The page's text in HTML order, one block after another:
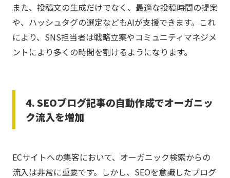
また、投稿文の生成だけでなく、最適な投稿時間の提案
や、ハッシュタグの選定などもAIが支援できます。これ
により、SNS担当者は戦略立案やコミュニティマネジメ
ントにより多くの時間を割けるようになります。
4. SEOブログ記事の自動作成でオーガニッ
ク流入を増加
ECサイトへの集客において、オーガニック検索からの
流入は非常に重要です。しかし、SEOを意識したブログ